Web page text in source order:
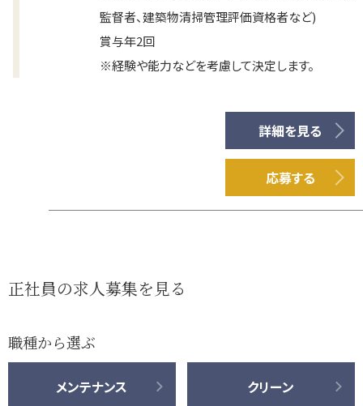
監督者、建築物清掃管理評価資格者など)
賞与年2回
※経験や能力などを考慮して決定します。
詳細を見る
応募する
正社員の求人募集を見る
職種から選ぶ
メンテナンス クリーン